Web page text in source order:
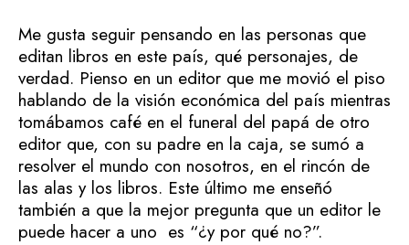
Me gusta seguir pensando en las personas que
editan libros en este país, qué personajes, de
verdad. Pienso en un editor que me movió el piso
hablando de la visión económica del país mientras
tomábamos café en el funeral del papá de otro
editor que, con su padre en la caja, se sumó a
resolver el mundo con nosotros, en el rincón de
las alas y los libros. Este último me enseñó
también a que la mejor pregunta que un editor le
puede hacer a uno es “¿y por qué no?”.